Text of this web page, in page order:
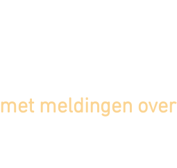
meldingen over